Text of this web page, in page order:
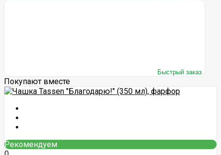
Быстрый заказ
Покупают вместе
Рекомендуем